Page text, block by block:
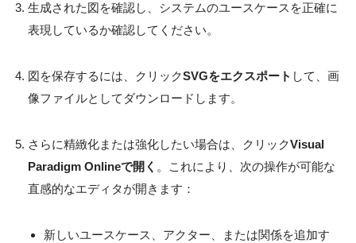
生成された図を確認し、システムのユースケースを正確に
表現しているか確認してください。
図を保存するには、クリックSVGをエクスポート して、画
像ファイルとしてダウンロードします。
さらに精緻化または強化したい場合は、クリックVisual
Paradigm Onlineで開く 。これにより、次の操作が可能な
直感的なエディタが開きます：
新しいユースケース、アクター、または関係を追加す